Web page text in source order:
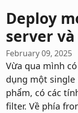
Deploy
server và
February 09, 2025
Vừa qua mình
dụng một single
phẩm, có các
filter. Về phía